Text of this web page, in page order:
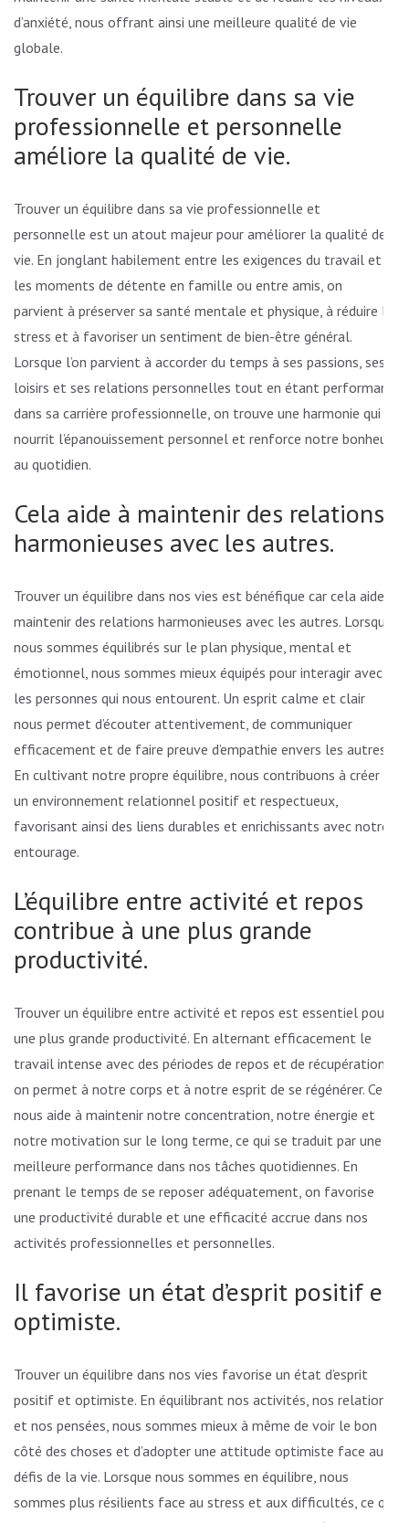
d’anxiété, nous offrant ainsi une meilleure qualité de vie
globale.
Trouver un équilibre dans sa vie
professionnelle et personnelle
améliore la qualité de vie.
Trouver un équilibre dans sa vie professionnelle et
personnelle est un atout majeur pour améliorer la qualité de
vie. En jonglant habilement entre les exigences du travail et
les moments de détente en famille ou entre amis, on
parvient à préserver sa santé mentale et physique, à réduire le
stress et à favoriser un sentiment de bien-être général.
Lorsque l’on parvient à accorder du temps à ses passions, ses
loisirs et ses relations personnelles tout en étant performant
dans sa carrière professionnelle, on trouve une harmonie qui
nourrit l’épanouissement personnel et renforce notre bonheur
au quotidien.
Cela aide à maintenir des relations
harmonieuses avec les autres.
Trouver un équilibre dans nos vies est bénéfique car cela aide à
maintenir des relations harmonieuses avec les autres. Lorsque
nous sommes équilibrés sur le plan physique, mental et
émotionnel, nous sommes mieux équipés pour interagir avec
les personnes qui nous entourent. Un esprit calme et clair
nous permet d’écouter attentivement, de communiquer
efficacement et de faire preuve d’empathie envers les autres.
En cultivant notre propre équilibre, nous contribuons à créer
un environnement relationnel positif et respectueux,
favorisant ainsi des liens durables et enrichissants avec notre
entourage.
L’équilibre entre activité et repos
contribue à une plus grande
productivité.
Trouver un équilibre entre activité et repos est essentiel pour
une plus grande productivité. En alternant efficacement le
travail intense avec des périodes de repos et de récupération,
on permet à notre corps et à notre esprit de se régénérer. Cela
nous aide à maintenir notre concentration, notre énergie et
notre motivation sur le long terme, ce qui se traduit par une
meilleure performance dans nos tâches quotidiennes. En
prenant le temps de se reposer adéquatement, on favorise
une productivité durable et une efficacité accrue dans nos
activités professionnelles et personnelles.
Il favorise un état d’esprit positif et
optimiste.
Trouver un équilibre dans nos vies favorise un état d’esprit
positif et optimiste. En équilibrant nos activités, nos relations
et nos pensées, nous sommes mieux à même de voir le bon
côté des choses et d’adopter une attitude optimiste face aux
défis de la vie. Lorsque nous sommes en équilibre, nous
sommes plus résilients face au stress et aux difficultés, ce qui